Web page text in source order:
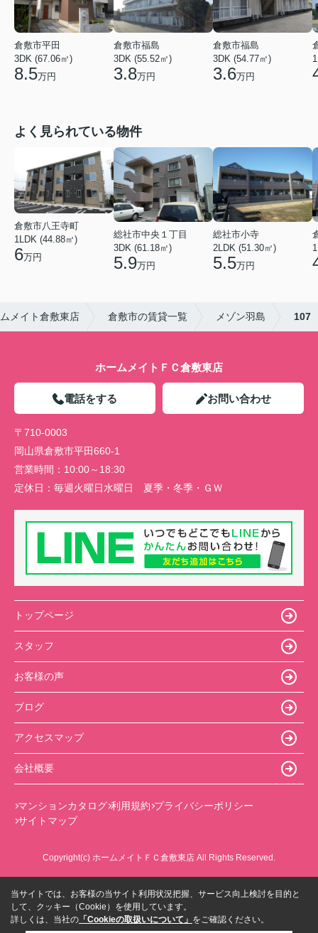
倉敷市平田
3DK (67.06㎡)
8.5万円
倉敷市福島
3DK (55.52㎡)
3.8万円
倉敷市福島
3DK (54.77㎡)
3.6万円
よく見られている物件
倉敷市八王寺町
1LDK (44.88㎡)
6万円
総社市中央１丁目
3DK (61.18㎡)
5.9万円
総社市小寺
2LDK (51.30㎡)
5.5万円
メイト倉敷東店 倉敷市の賃貸一覧 メゾン羽島 107
ホームメイトＦＣ倉敷東店
電話をする お問い合わせ
〒710-0003
岡山県倉敷市平田660-1
営業時間： 10:00～18:30
定休日： 毎週火曜日水曜日 夏季・冬季・ＧＷ
トップページ
スタッフ
お客様の声
ブログ
アクセスマップ
会社概要
マンションカタログ 利用規約 プライバシーポリシー
サイトマップ
Copyright(c) ホームメイトＦＣ倉敷東店 All Rights Reserved.
当サイトでは、お客様の当サイト利用状況把握、サービス向上検討を目的と
して、クッキー（Cookie）を使用しています。
詳しくは、当社の 「Cookieの取扱いについて」 をご確認ください。